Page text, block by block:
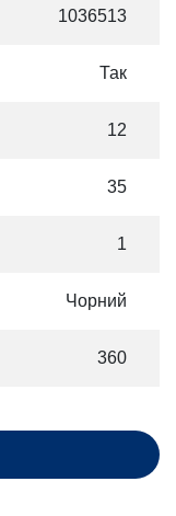
1036513
Так
12
35
1
Чорний
360